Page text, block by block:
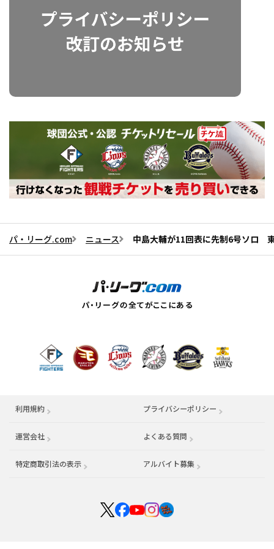
パ・リーグ.com ニュース 中島大輔が11回表に先制6号ソロ
利用規約 プライバシーポリシー
運営会社 （別ウィンドウで開く） よくある質問
特定商取引法の表示 アルバイト募集 （別ウィンドウで開く